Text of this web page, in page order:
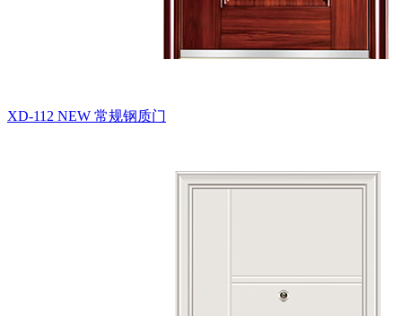
XD-112 NEW 常规钢质门